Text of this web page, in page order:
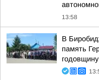
13:58
В
память